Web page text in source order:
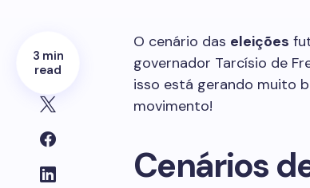
3 min
read
O cenário das eleições
governador Tarcísio de
isso está gerando muito
movimento!
Cenários